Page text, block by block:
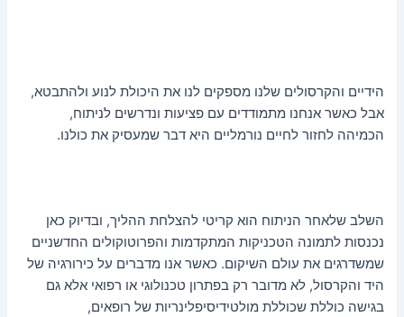
הידיים והקרסולים שלנו מספקים לנו את היכולת לנוע ולהתבטא,
אבל כאשר אנחנו מתמודדים עם פציעות ונדרשים לניתוח,
הכמיהה לחזור לחיים נורמליים היא דבר שמעסיק את כולנו.
השלב שלאחר הניתוח הוא קריטי להצלחת ההליך, ובדיוק כאן
נכנסות לתמונה הטכניקות המתקדמות והפרוטוקולים החדשניים
שמשדרגים את עולם השיקום. כאשר אנו מדברים על כירורגיה של
היד והקרסול, לא מדובר רק בפתרון טכנולוגי או רפואי אלא גם
בגישה כוללת שכוללת מולטידיסיפלינריות של רופאים,